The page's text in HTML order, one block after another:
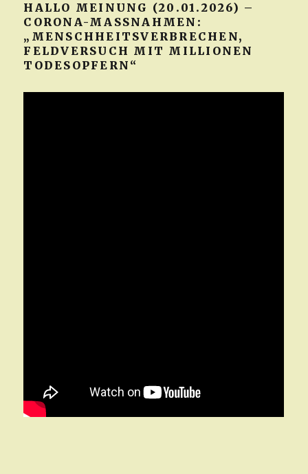
HALLO MEINUNG (20.01.2026) –
CORONA-MASSNAHMEN: „
MENSCHHEITSVERBRECHEN, F
ELDVERSUCH MIT MILLIONEN T
ODESOPFERN“